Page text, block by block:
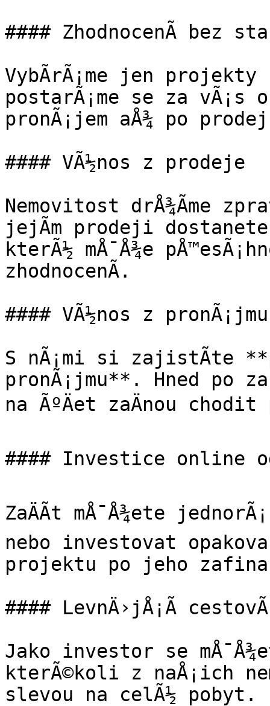
#### ZhodnocenÃ­ bez
VybÃ­rÃ¡me jen projekty
postarÃ¡me se za vÃ¡s
pronÃ¡jem aÅ¾ po
#### VÃ½nos z prodeje
Nemovitost drÅ¾Ã­me
jejÃ­m prodeji
kterÃ½ mÅ¯Å¾e
zhodnocenÃ­.
#### VÃ½nos z pronÃ¡jmu
S nÃ¡mi si zajistÃ­te
pronÃ¡jmu**. Hned po
na ÃºÄet zaÄnou chodit
#### Investice online od
ZaÄÃ­t mÅ¯Å¾ete
nebo investovat
projektu po jeho
#### LevnÄ›jÅ¡Ã­
Jako investor se
kterÃ©koli z naÅ¡ich
slevou na celÃ½ pobyt.